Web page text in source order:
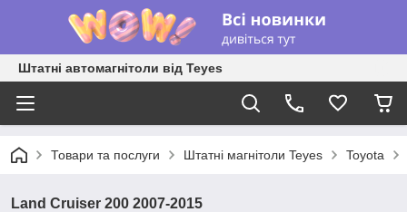
Штатні автомагнітоли від Teyes
Товари та послуги Штатні магнітоли Teyes Toyota
Land Cruiser 200 2007-2015